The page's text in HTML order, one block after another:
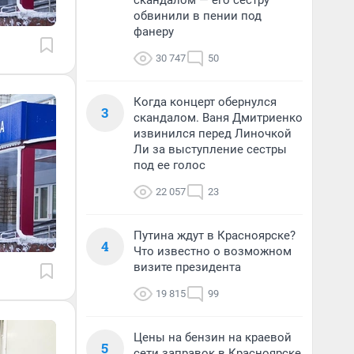
обвинили в пении под
фанеру
30 747 50
3
Когда концерт обернулся
скандалом. Ваня Дмитриенко
извинился перед Линочкой
Ли за выступление сестры
под ее голос
22 057 23
4
Путина ждут в Красноярске?
Что известно о возможном
визите президента
19 815 99
5
Цены на бензин на краевой